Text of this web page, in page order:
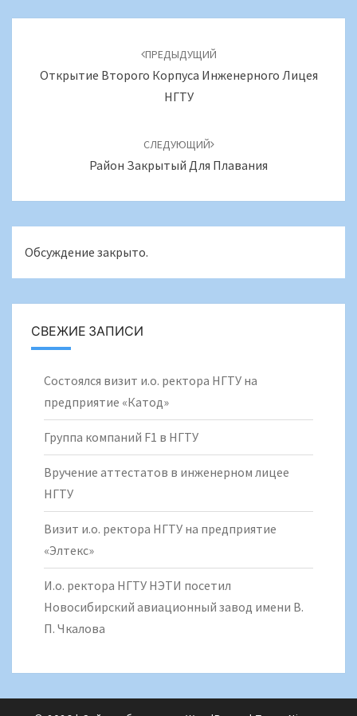
записям
ПРЕДЫДУЩИЙ
Открытие Второго Корпуса Инженерного Лицея
НГТУ
СЛЕДУЮЩИЙ
Район Закрытый Для Плавания
Обсуждение закрыто.
СВЕЖИЕ ЗАПИСИ
Состоялся визит и.о. ректора НГТУ на
предприятие «Катод»
Группа компаний F1 в НГТУ
Вручение аттестатов в инженерном лицее
НГТУ
Визит и.о. ректора НГТУ на предприятие
«Элтекс»
И.о. ректора НГТУ НЭТИ посетил
Новосибирский авиационный завод имени В.
П. Чкалова